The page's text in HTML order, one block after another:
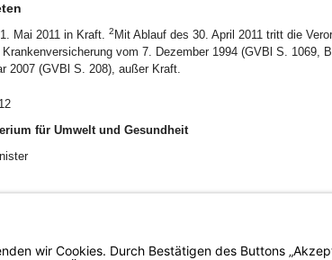
Mai 2011 in Kraft. 2 Mit Ablauf des 30. April 2011 tritt die
vom 7. Dezember 1994 (GVBl S. 1069,
2007 (GVBl S. 208), außer Kraft.
für Umwelt und Gesundheit